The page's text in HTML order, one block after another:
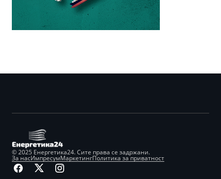
© 2025 Енергетика24. Сите права се задржани.
За насИмпресумМаркетингПолитика за приватност